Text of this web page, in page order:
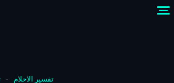
تفسير الاحلام -